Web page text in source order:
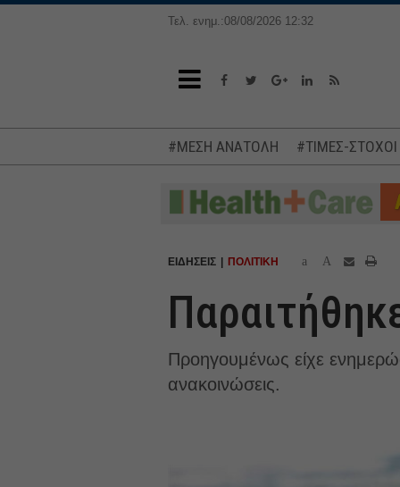
Τελ. ενημ.:08/08/2026 12:32
#ΜΕΣΗ ΑΝΑΤΟΛΗ #ΤΙΜΕΣ-
ΕΙΔΗΣΕΙΣ ΠΟΛΙΤΙΚΗ a A
Προηγουμένως είχε
ανακοινώσεις.